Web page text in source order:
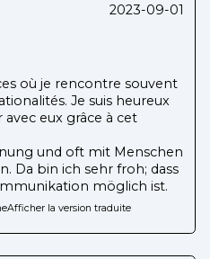
2023-09-01
où je rencontre souvent
Je suis heureux
eux grâce à cet
und oft mit Menschen
Da bin ich sehr froh; dass
möglich ist.
Afficher la version traduite